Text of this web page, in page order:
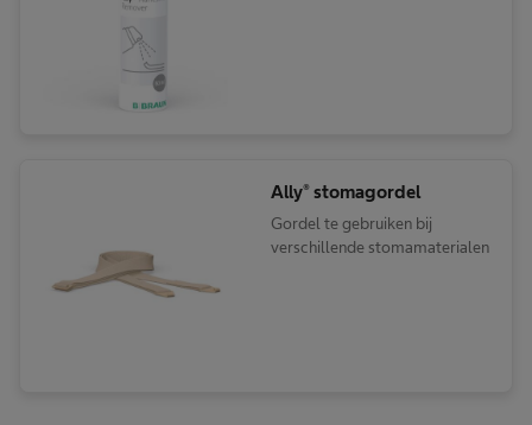
Ally® stomagordel
Gordel te gebruiken bij
verschillende stomamaterialen